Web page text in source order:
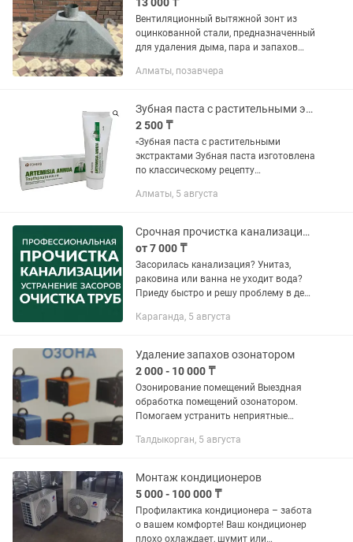
Вентиляционный вытяжной зонт из
оцинкованной стали, предназначенный
для удаления дыма, пара и запахов
грилями или на профессиональных
Алматы, позавчера
Зубная паста с растительными экстрактами
2 500 ₸
▫️Зубная паста с растительными
экстрактами Зубная паста изготовлена
по классическому рецепту
содержит экстракты таких растений,
Алматы, 5 августа
Срочная прочистка канализации устранение засоров, Караганда
от 7 000 ₸
Засорилась канализация? Унитаз,
раковина или ванна не уходит вода?
Приеду быстро и решу проблему в день
засоров в унитазе, раковине, ванной,
Караганда, 5 августа
Удаление запахов озонатором
2 000 - 10 000 ₸
Озонирование помещений Выездная
обработка помещений озонатором.
Помогаем устранить неприятные
сырости, табачный дым, запах
Талдыкорган, 5 августа
Монтаж кондиционеров
5 000 - 100 000 ₸
Профилактика кондиционера – забота
о вашем комфорте! Ваш кондиционер
плохо охлаждает, шумит или